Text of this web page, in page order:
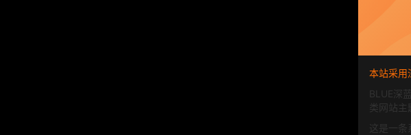
本站采用
BLUE深
类网站主
这是一条